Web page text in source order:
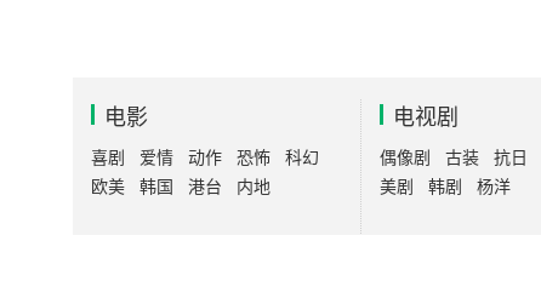
电影
喜剧 爱情 动作 恐怖
科幻
欧美
韩国 港台 内地
电视剧
偶像剧 古装 抗日
美剧
韩剧 杨洋